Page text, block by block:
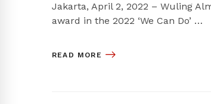
Jakarta, April 2, 2022 – Wuling
award in the 2022 ‘We Can Do’ …
READ MORE